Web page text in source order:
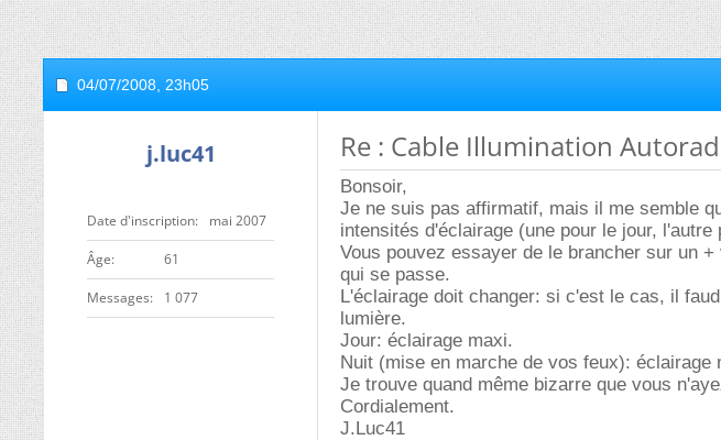
04/07/2008, 23h05
j.luc41
Date d'inscription mai 2007
ge 61
Messages 1 077
Re : Cable Illumination
Bonsoir,
Je ne suis pas affirmatif, mais il me semble
intensités d'éclairage (une pour le jour, l'autre
Vous pouvez essayer de le brancher sur un
qui se passe.
L'éclairage doit changer: si c'est le cas, il
lumière.
Jour: éclairage maxi.
Nuit (mise en marche de vos feux):
Je trouve quand même bizarre que vous
Cordialement.
J.Luc41